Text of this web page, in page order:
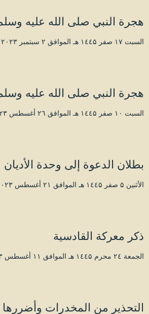
هجرة النبي صلى الله عليه
السبت ۱۷ صفر ۱٤٤۵ هـ الموافق ۲ سبتمبر ۲۰۲۳ مـ |
هجرة النبي صلى الله عليه
السبت ۱۰ صفر ۱٤٤۵ هـ الموافق ۲٦ أغسطس ۲۰۲۳ مـ |
بطلان الدعوة إلى وحدة الأديان
الأثنين ۵ صفر ۱٤٤۵ هـ الموافق ۲۱ أغسطس ۲۰۲۳ مـ |
ذكر معركة القادسية
الجمعة ۲٤ محرم ۱٤٤۵ هـ الموافق ۱۱ أغسطس ۲۰۲۳ مـ |
التحذير من المخدرات وأضررها